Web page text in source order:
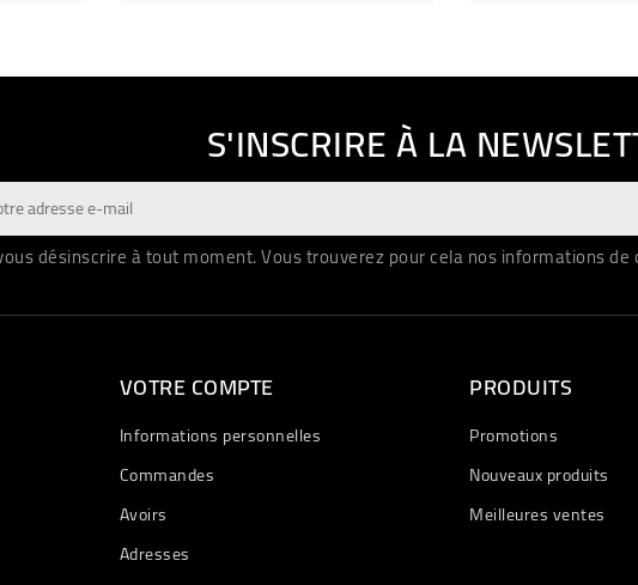
S'INSCRIRE À LA
désinscrire à tout moment. Vous trouverez pour cela nos informations
VOTRE COMPTE
Informations personnelles
Commandes
Avoirs
Adresses
PRODUITS
Promotions
Nouveaux produits
Meilleures ventes